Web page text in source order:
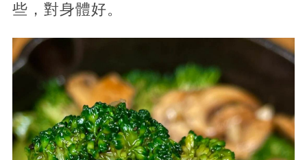
些，對身體好。